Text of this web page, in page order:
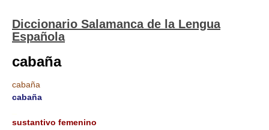
Diccionario Salamanca de la Lengua
Española
cabaña
cabaña
cabaña
sustantivo femenino